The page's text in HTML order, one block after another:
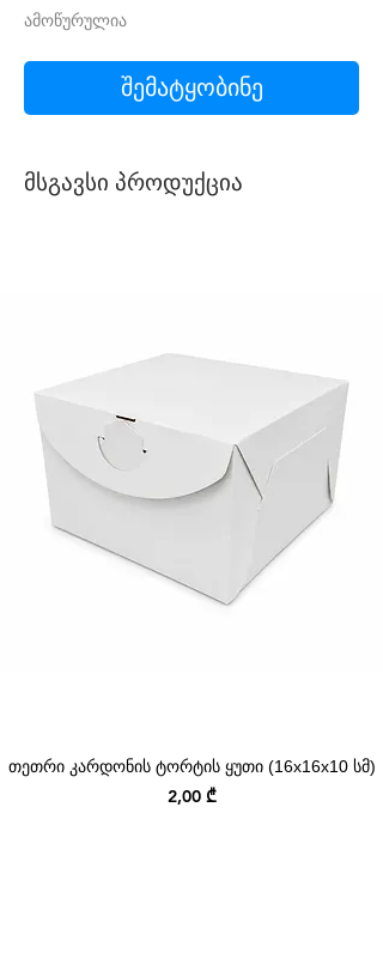
ამოწურულია
შემატყობინე
მსგავსი პროდუქცია
თეთრი კარდონის ტორტის ყუთი (16x16x10 სმ)
Price
2,00 ₾